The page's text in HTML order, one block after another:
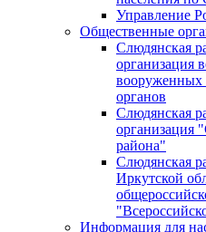
Управление
Общественные
Слюдянская
организация
вооруженных
органов
Слюдянская
организация
района"
Слюдянская
Иркутской
Информация для